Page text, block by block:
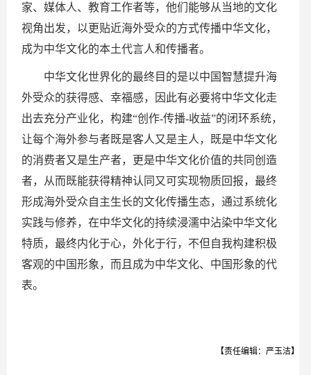
家、媒体人、教育工作者等，他们能够从当地的文化
视角出发，以更贴近海外受众的方式传播中华文化，
成为中华文化的本土代言人和传播者。
中华文化世界化的最终目的是以中国智慧提升海
外受众的获得感、幸福感，因此有必要将中华文化走
出去充分产业化，构建“创作-传播-收益”的闭环系统，
让每个海外参与者既是客人又是主人，既是中华文化
的消费者又是生产者，更是中华文化价值的共同创造
者，从而既能获得精神认同又可实现物质回报，最终
形成海外受众自主生长的文化传播生态，通过系统化
实践与修养，在中华文化的持续浸濡中沾染中华文化
特质，最终内化于心，外化于行，不但自我构建积极
客观的中国形象，而且成为中华文化、中国形象的代
表。
【责任编辑：严玉洁】